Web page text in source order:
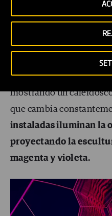
«Bending Arc» forma
vientos y el clima,
marítimo. La malla
mostrando un
que cambia
instaladas iluminan la
proyectando la
magenta y violeta.